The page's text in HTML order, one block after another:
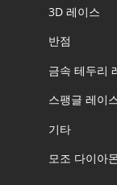
3D 레이스
반점
금속 테두리
스팽글 레이
기타
모조 다이아